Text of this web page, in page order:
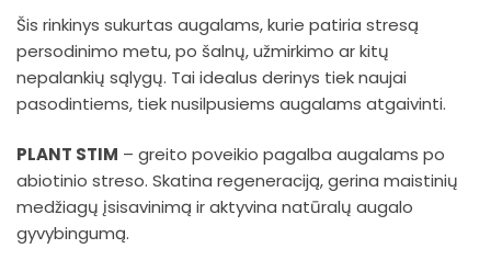
Šis rinkinys sukurtas augalams, kurie patiria stresą
persodinimo metu, po šalnų, užmirkimo ar kitų
nepalankių sąlygų. Tai idealus derinys tiek naujai
pasodintiems, tiek nusilpusiems augalams atgaivinti.
PLANT STIM – greito poveikio pagalba augalams po
abiotinio streso. Skatina regeneraciją, gerina maistinių
medžiagų įsisavinimą ir aktyvina natūralų augalo
gyvybingumą.